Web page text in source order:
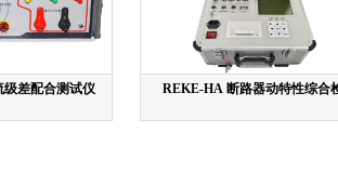
差配合测试仪 REKE-HA 断路器动特性综合